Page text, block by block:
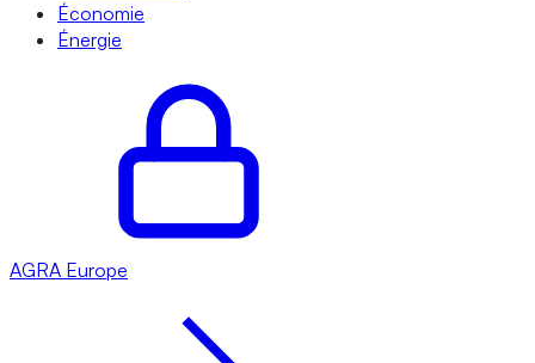
Économie
Énergie
AGRA Europe